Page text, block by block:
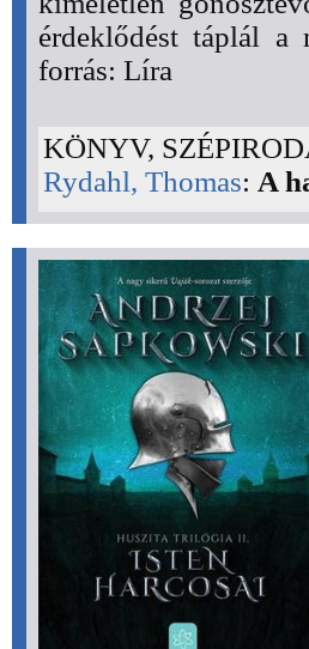
érdeklődést táplál a
forrás: Líra
KÖNYV,
Rydahl, Thomas: A